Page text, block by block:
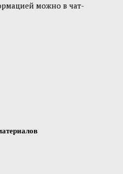
можно в чат-